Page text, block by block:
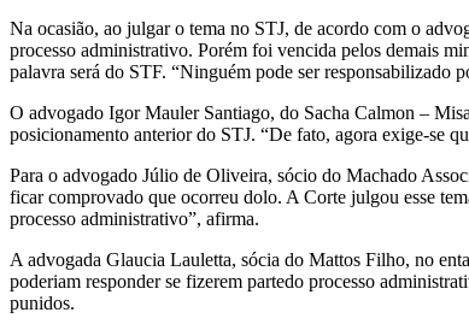
Na ocasião, ao julgar o tema no STJ, de acordo com o
processo administrativo. Porém foi vencida pelos demais
palavra será do STF. “Ninguém pode ser responsabilizado
O advogado Igor Mauler Santiago, do Sacha Calmon –
posicionamento anterior do STJ. “De fato, agora exige-se
Para o advogado Júlio de Oliveira, sócio do Machado
ficar comprovado que ocorreu dolo. A Corte julgou esse
processo administrativo”, afirma.
A advogada Glaucia Lauletta, sócia do Mattos Filho, no
poderiam responder se fizerem partedo processo
punidos.